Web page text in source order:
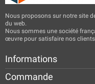
Nous proposons sur notre site
du web.
Nous sommes une société
œuvre pour satisfaire nos
Informations
Commande